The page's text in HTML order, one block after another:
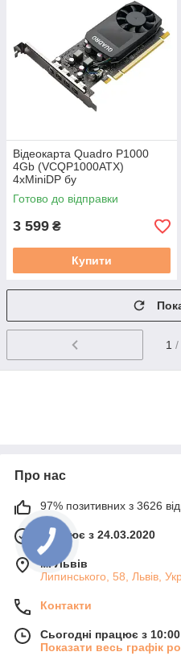
Відеокарта Quadro P1000
4Gb (VCQP1000ATX)
4xMiniDP бу
Готово до відправки
3 599 ₴
Купити
1 /
Про нас
97% позитивних з 3626
Працює з 24.03.2020
м. Львів
Липинського, 58, Львів,
Контакти
Сьогодні працює з
Показати весь графік